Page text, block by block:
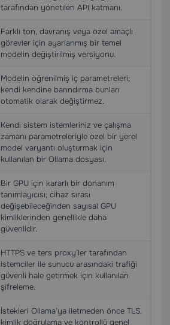
tarafından yönetilen API katmanı.
Farklı ton, davranış veya özel amaçlı
görevler için ayarlanmış bir temel
modelin değiştirilmiş versiyonu.
Modelin öğrenilmiş iç parametreleri;
kendi kendine barındırma bunları
otomatik olarak değiştirmez.
Kendi sistem istemleriniz ve çalışma
zamanı parametreleriyle özel bir yerel
model varyantı oluşturmak için
kullanılan bir Ollama dosyası.
Bir GPU için kararlı bir donanım
tanımlayıcısı; cihaz sırası
değişebileceğinden sayısal GPU
kimliklerinden genellikle daha
güvenlidir.
HTTPS ve ters proxy’ler tarafından
istemciler ile sunucu arasındaki trafiği
güvenli hale getirmek için kullanılan
şifreleme.
İstekleri Ollama’ya iletmeden önce TLS,
kimlik doğrulama ve kontrollü genel